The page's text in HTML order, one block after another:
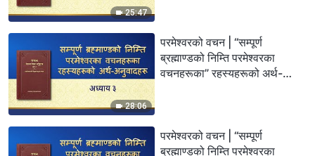
25:47
28:06
परमेश्‍वरको वचन | “सम्पूर्ण
ब्रह्माण्डको निम्ति परमेश्‍वरका
वचनहरूका” रहस्यहरूको अर्थ-
परमेश्‍वरको वचन | “सम्पूर्ण
ब्रह्माण्डको निम्ति परमेश्‍वरका